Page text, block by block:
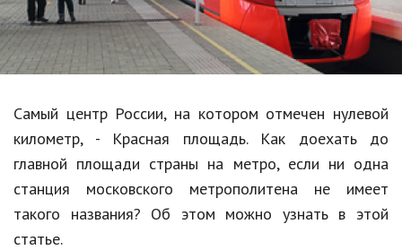
Культура
Авто, мото
Знаменитости
Статьи
Обзоры
Самый центр России, на котором отмечен нулевой
километр, - Красная площадь. Как доехать до
главной площади страны на метро, если ни одна
станция московского метрополитена не имеет
такого названия? Об этом можно узнать в этой
статье.